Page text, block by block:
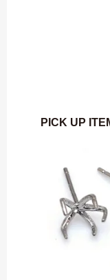
PICK UP